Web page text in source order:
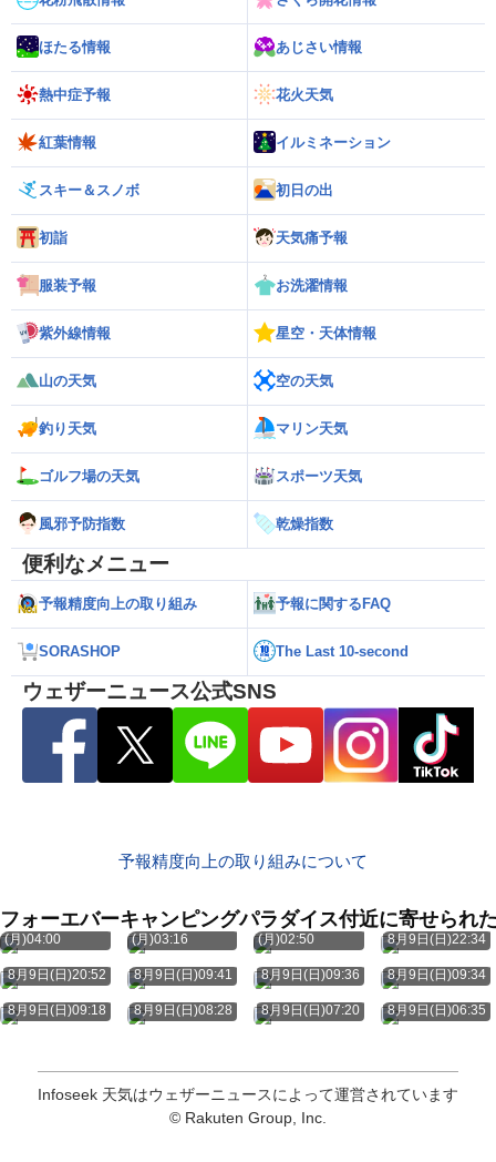
ほたる情報 あじさい情報
熱中症予報 花火天気
紅葉情報 イルミネーション
スキー＆スノボ 初日の出
初詣 天気痛予報
服装予報 お洗濯情報
紫外線情報 星空・天体情報
山の天気 空の天気
釣り天気 マリン天気
ゴルフ場の天気 スポーツ天気
風邪予防指数 乾燥指数
便利なメニュー
予報精度向上の取り組み 予報に関するFAQ
SORASHOP The Last 10-second
ウェザーニュース公式SNS
予報精度向上の取り組みについて
フォーエバーキャンピングパラダイス付近に寄せられ
8月10日
(月)04:00
8月10日
(月)03:16
8月10日
(月)02:50
8月9日(日)22:34
8月9日(日)20:52 8月9日(日)09:41 8月9日(日)09:36 8月9日(日)09:34
8月9日(日)09:18 8月9日(日)08:28 8月9日(日)07:20 8月9日(日)06:35
Infoseek 天気はウェザーニュースによって運営されています
© Rakuten Group, Inc.